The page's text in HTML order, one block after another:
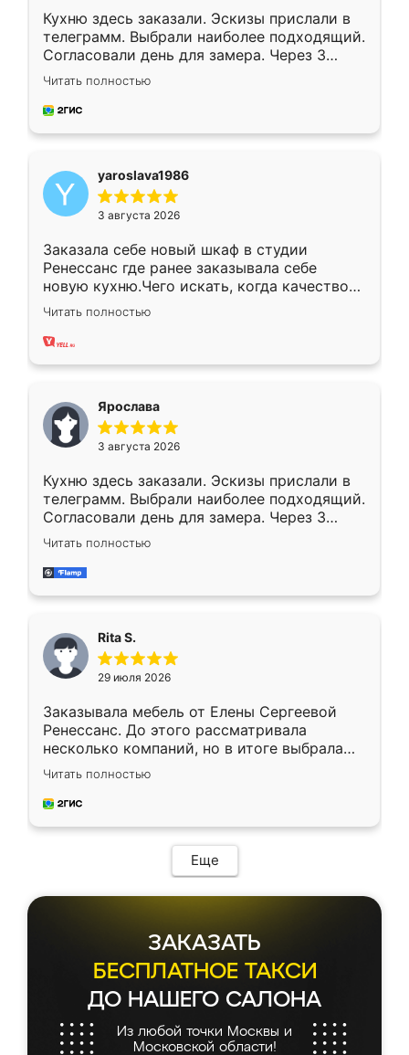
Кухню здесь заказали. Эскизы прислали в
телеграмм. Выбрали наиболее подходящий.
Согласовали день для замера. Через 3
недели кухня была уже готова. Остались
довольны работой. Спасибо Ренессанс
мебель за качественную работу!
Читать полностью
yaroslava1986
3 августа 2026
Заказала себе новый шкаф в студии
Ренессанс где ранее заказывала себе
новую кухню.Чего искать, когда качеством
вполне довольна. Служит кухня уже почти
два года, нареканий нет.
Читать полностью
Ярослава
3 августа 2026
Кухню здесь заказали. Эскизы прислали в
телеграмм. Выбрали наиболее подходящий.
Согласовали день для замера. Через 3
недели кухня была уже готова. Остались
довольны работой. Спасибо Ренессанс
мебель за качественную работу!
Читать полностью
Rita S.
29 июля 2026
Заказывала мебель от Елены Сергеевой
Ренессанс. До этого рассматривала
несколько компаний, но в итоге выбрала
эту. Сначала обговорили условия, потом
приехал замерщик, всё спокойно объяснил
и снял размеры. Изготовили в срок, с
мебель сразу встала на свое место без
каких-либо доработок. Качеством осталась
довольна, все выглядит так, как и ожидала.
Читать полностью
Еще
ЗАКАЗАТЬ
БЕСПЛАТНОЕ ТАКСИ
ДО НАШЕГО САЛОНА
Из любой точки Москвы и
Московской области!